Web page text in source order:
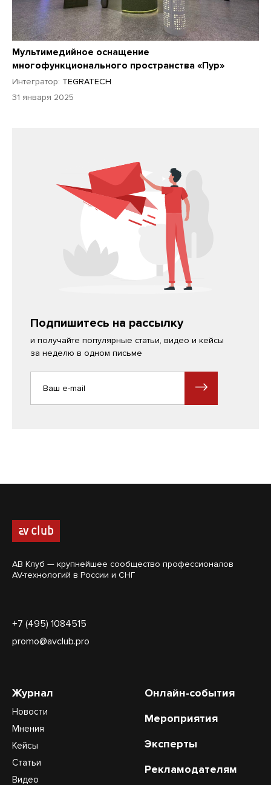
Мультимедийное оснащение
многофункционального пространства «Пур»
Интегратор: TEGRATECH
31 января 2025
Подпишитесь на рассылку
и получайте популярные статьи, видео и кейсы
за неделю в одном письме
АВ Клуб — крупнейшее сообщество профессионалов
AV-технологий в России и СНГ
+7 (495) 1084515
promo@avclub.pro
Журнал
Новости
Мнения
Кейсы
Статьи
Видео
Онлайн-события
Мероприятия
Эксперты
Рекламодателям